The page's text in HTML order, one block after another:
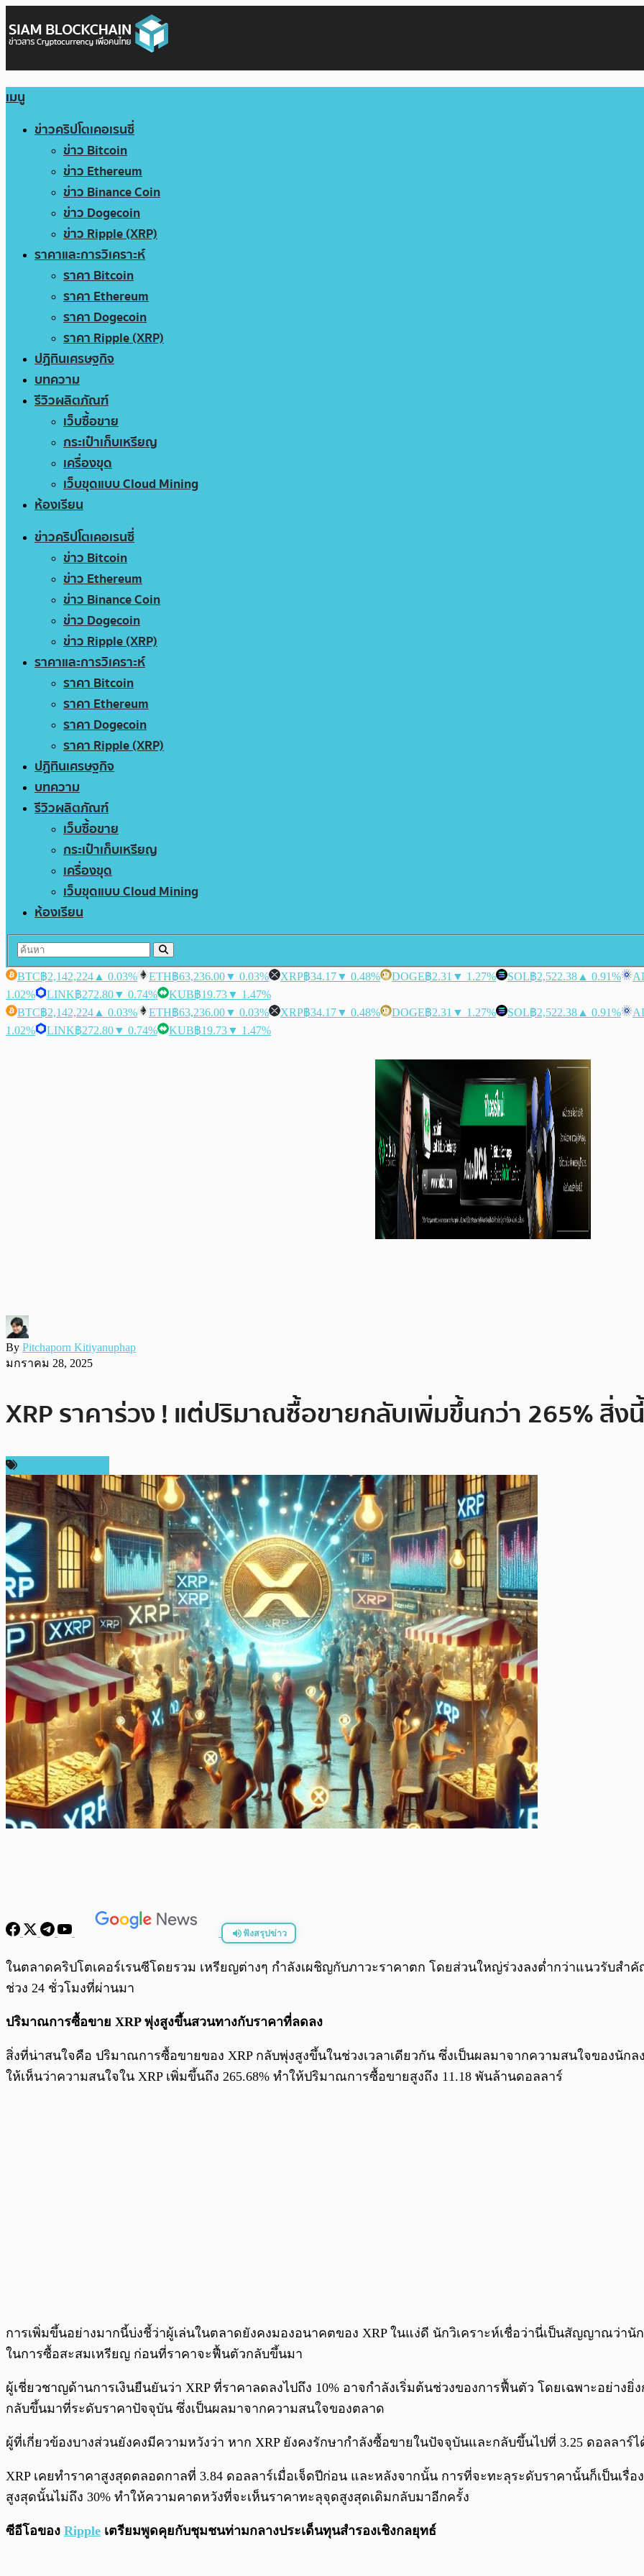
เมนู
ข่าวคริปโตเคอเรนซี่
ข่าว Bitcoin
ข่าว Ethereum
ข่าว Binance Coin
ข่าว Dogecoin
ข่าว Ripple (XRP)
ราคาและการวิเคราะห์
ราคา Bitcoin
ราคา Ethereum
ราคา Dogecoin
ราคา Ripple (XRP)
ปฏิทินเศรษฐกิจ
บทความ
รีวิวผลิตภัณฑ์
เว็บซื้อขาย
กระเป๋าเก็บเหรียญ
เครื่องขุด
เว็บขุดแบบ Cloud Mining
ห้องเรียน
ข่าวคริปโตเคอเรนซี่
ข่าว Bitcoin
ข่าว Ethereum
ข่าว Binance Coin
ข่าว Dogecoin
ข่าว Ripple (XRP)
ราคาและการวิเคราะห์
ราคา Bitcoin
ราคา Ethereum
ราคา Dogecoin
ราคา Ripple (XRP)
ปฏิทินเศรษฐกิจ
บทความ
รีวิวผลิตภัณฑ์
เว็บซื้อขาย
กระเป๋าเก็บเหรียญ
เครื่องขุด
เว็บขุดแบบ Cloud Mining
ห้องเรียน
BTC฿2,142,224 ▲ 0.03% ETH฿63,236.00▼ 0.03% XRP฿34.17▼ 0.48% DOGE฿2.31 ▼ 1.27% SOL฿2,522.38 ▲ 0.91%
1.02%
LINK฿272.80▼ 0.74% KUB฿19.73▼ 1.47%
BTC฿2,142,224 ▲ 0.03% ETH฿63,236.00▼ 0.03% XRP฿34.17▼ 0.48% DOGE฿2.31 ▼ 1.27% SOL฿2,522.38 ▲ 0.91%
1.02%
LINK฿272.80▼ 0.74% KUB฿19.73▼ 1.47%
By Pitchaporn Kitiyanuphap
มกราคม 28, 2025
XRP ราคาร่วง ! แต่ปริมาณซื้อขายกลับเพิ่มขึ้นกว่า 265% สิ่ง
ฟังสรุปข่าว
พร้อมเล่น
ในตลาดคริปโตเคอร์เรนซีโดยรวม เหรียญต่างๆ กำลังเผชิญกับภาวะราคาตก โดยส่วนใหญ่ร่วงลงต่ำกว่าแนวรับสำ
ช่วง 24 ชั่วโมงที่ผ่านมา
ปริมาณการซื้อขาย XRP พุ่งสูงขึ้นสวนทางกับราคาที่ลดลง
สิ่งที่น่าสนใจคือ ปริมาณการซื้อขายของ XRP กลับพุ่งสูงขึ้นในช่วงเวลาเดียวกัน ซึ่งเป็นผลมาจากความสนใจของนักล
ให้เห็นว่าความสนใจใน XRP เพิ่มขึ้นถึง 265.68% ทำให้ปริมาณการซื้อขายสูงถึง 11.18 พันล้านดอลลาร์
การเพิ่มขึ้นอย่างมากนี้บ่งชี้ว่าผู้เล่นในตลาดยังคงมองอนาคตของ XRP ในแง่ดี นักวิเคราะห์เชื่อว่านี่เป็นสัญญาณว่า
ในการซื้อสะสมเหรียญ ก่อนที่ราคาจะฟื้นตัวกลับขึ้นมา
ผู้เชี่ยวชาญด้านการเงินยืนยันว่า XRP ที่ราคาลดลงไปถึง 10% อาจกำลังเริ่มต้นช่วงของการฟื้นตัว โดยเฉพาะอย่างยิ่
กลับขึ้นมาที่ระดับราคาปัจจุบัน ซึ่งเป็นผลมาจากความสนใจของตลาด
ผู้ที่เกี่ยวข้องบางส่วนยังคงมีความหวังว่า หาก XRP ยังคงรักษากำลังซื้อขายในปัจจุบันและกลับขึ้นไปที่ 3.25 ดอลลา
XRP เคยทำราคาสูงสุดตลอดกาลที่ 3.84 ดอลลาร์เมื่อเจ็ดปีก่อน และหลังจากนั้น การที่จะทะลุระดับราคานั้นก็เป็นเรื่
สูงสุดนั้นไม่ถึง 30% ทำให้ความคาดหวังที่จะเห็นราคาทะลุจุดสูงสุดเดิมกลับมาอีกครั้ง
ซีอีโอของ Ripple เตรียมพูดคุยกับชุมชนท่ามกลางประเด็นทุนสำรองเชิงกลยุทธ์